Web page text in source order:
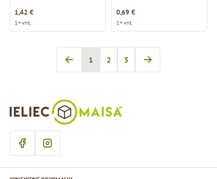
1,42 €
1+ vnt.
0,69 €
1+ vnt.
Šiuo metu skaitote puslapį
1
Page
2
Page
3